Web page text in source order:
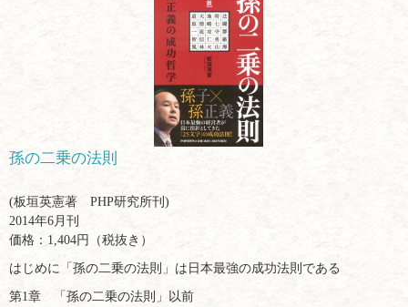
孫の二乗の法則
(板垣英憲著 PHP研究所刊)
2014年6月刊
価格：1,404円（税抜き）
はじめに「孫の二乗の法則」は日本最強の成功法則である
第1章 「孫の二乗の法則」以前